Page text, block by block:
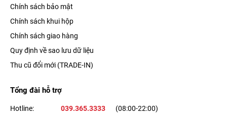
Chính sách bảo mật
Chính sách khui hộp
Chính sách giao hàng
Quy định về sao lưu dữ liệu
Thu cũ đổi mới (TRADE-IN)
Tổng đài hỗ trợ
Hotline: 039.365.3333 (08:00-22:00)